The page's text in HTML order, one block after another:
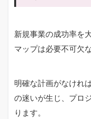
新規事業の成功率を
マップは必要不可欠
明確な計画がなけれ
の迷いが生じ、プロ
ります。